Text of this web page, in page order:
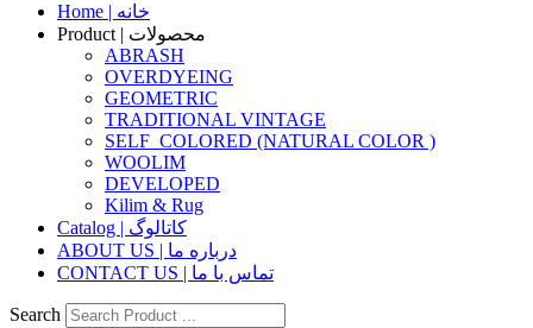
Home | خانه
Product | محصولات
ABRASH
OVERDYEING
GEOMETRIC
TRADITIONAL VINTAGE
SELF_COLORED (NATURAL COLOR )
WOOLIM
DEVELOPED
Kilim & Rug
Catalog | کاتالوگ
ABOUT US | درباره ما
CONTACT US | تماس با ما
Search